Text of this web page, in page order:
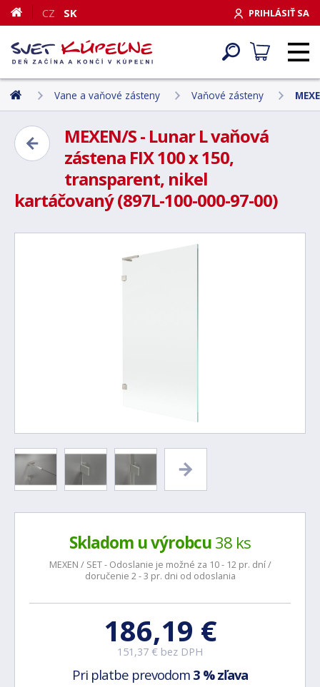
PRIHLÁSIŤ SA
CZ SK
Vane a vaňové zásteny Vaňové zásteny
MEXEN/S - Lunar L vaňová
zástena FIX 100 x 150,
transparent, nikel
kartáčovaný (897L-100-000-97-00)
Skladom u výrobcu38 ks
MEXEN / SET - Odoslanie je možné za 10 - 12 pr. dní /
doručenie 2 - 3 pr. dni od odoslania
186,19 €
151,37 € bez DPH
Pri platbe prevodom 3 % zľava